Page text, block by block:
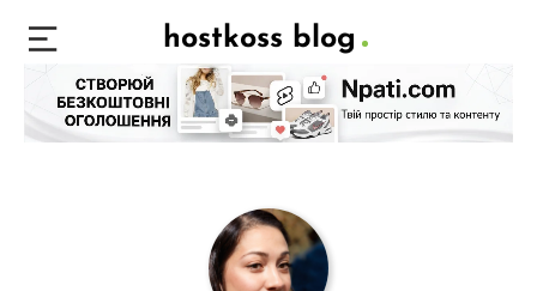
hostkoss blog